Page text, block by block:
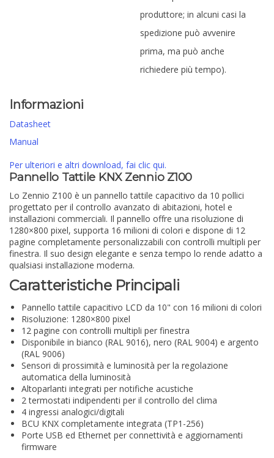
produttore; in alcuni casi la
spedizione può avvenire
prima, ma può anche
richiedere più tempo).
Informazioni
Datasheet
Manual
Per ulteriori e altri download, fai clic qui.
Pannello Tattile KNX Zennio Z100
Lo Zennio Z100 è un pannello tattile capacitivo da 10 pollici
progettato per il controllo avanzato di abitazioni, hotel e
installazioni commerciali. Il pannello offre una risoluzione di
1280×800 pixel, supporta 16 milioni di colori e dispone di 12
pagine completamente personalizzabili con controlli multipli per
finestra. Il suo design elegante e senza tempo lo rende adatto a
qualsiasi installazione moderna.
Caratteristiche Principali
Pannello tattile capacitivo LCD da 10" con 16 milioni di colori
Risoluzione: 1280×800 pixel
12 pagine con controlli multipli per finestra
Disponibile in bianco (RAL 9016), nero (RAL 9004) e argento
(RAL 9006)
Sensori di prossimità e luminosità per la regolazione
automatica della luminosità
Altoparlanti integrati per notifiche acustiche
2 termostati indipendenti per il controllo del clima
4 ingressi analogici/digitali
BCU KNX completamente integrata (TP1-256)
Porte USB ed Ethernet per connettività e aggiornamenti
firmware